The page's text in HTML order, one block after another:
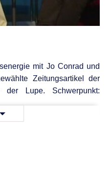
mit Jo Conrad und
Zeitungsartikel der
der Lupe. Schwerpunkt: